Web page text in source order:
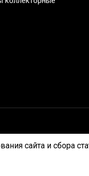
сайта и сбора